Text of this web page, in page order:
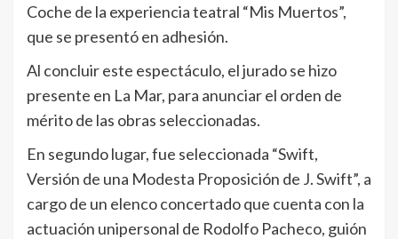
Coche de la experiencia teatral “Mis Muertos”,
que se presentó en adhesión.
Al concluir este espectáculo, el jurado se hizo
presente en La Mar, para anunciar el orden de
mérito de las obras seleccionadas.
En segundo lugar, fue seleccionada “Swift,
Versión de una Modesta Proposición de J. Swift”, a
cargo de un elenco concertado que cuenta con la
actuación unipersonal de Rodolfo Pacheco, guión